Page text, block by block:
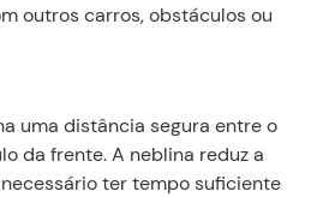
outros carros, obstáculos ou
uma distância segura entre o
da frente. A neblina reduz a
ter tempo suficiente